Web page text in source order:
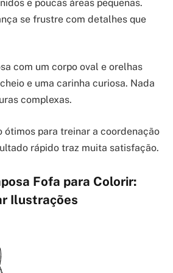
e poucas áreas pequenas.
se frustre com detalhes que
com um corpo oval e orelhas
e uma carinha curiosa. Nada
complexas.
ótimos para treinar a coordenação
rápido traz muita satisfação.
Fofa para Colorir:
Ilustrações